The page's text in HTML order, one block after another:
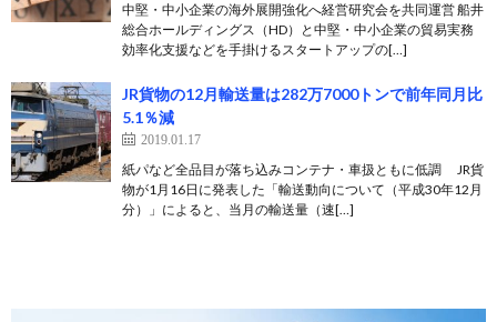
中堅・中小企業の海外展開強化へ経営研究会を共同運営 船井
総合ホールディングス（HD）と中堅・中小企業の貿易実務
効率化支援などを手掛けるスタートアップの[…]
JR貨物の12月輸送量は282万7000トンで前年同月比
5.1％減
2019.01.17
紙パなど全品目が落ち込みコンテナ・車扱ともに低調 JR貨
物が1月16日に発表した「輸送動向について（平成30年12月
分）」によると、当月の輸送量（速[…]